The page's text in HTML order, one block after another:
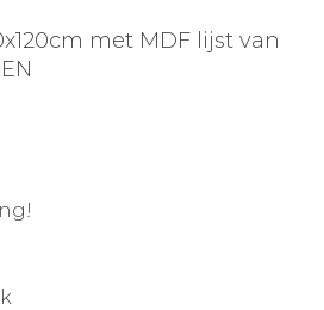
met MDF lijst van